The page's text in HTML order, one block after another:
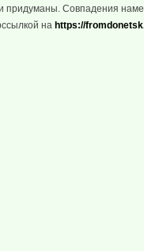
придуманы. Совпадения
на https://